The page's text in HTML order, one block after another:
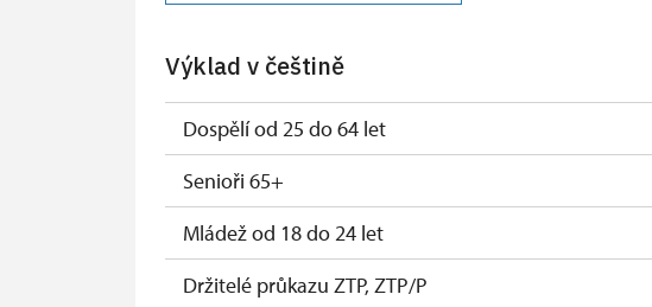
Výklad v češtině
Dospělí od 25 do 64 let
Senioři 65+
Mládež od 18 do 24 let
Držitelé průkazu ZTP, ZTP/P